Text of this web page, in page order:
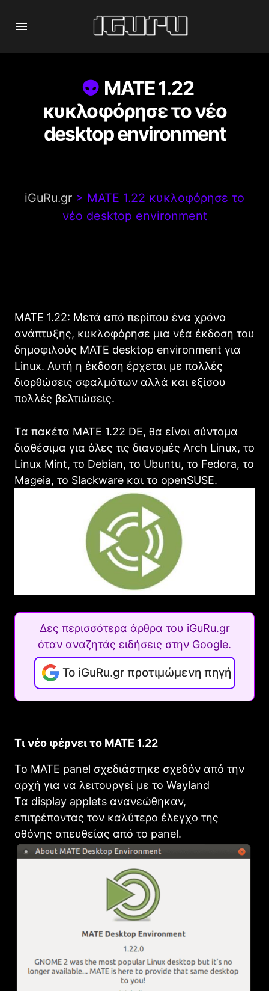
MATE 1.22
κυκλοφόρησε το νέο
desktop environment
iGuRu.gr > MATE 1.22 κυκλοφόρησε το
νέο desktop environment
MATE 1.22: Μετά από περίπου ένα χρόνο
ανάπτυξης, κυκλοφόρησε μια νέα έκδοση του
δημοφιλούς MATE desktop environment για
Linux. Αυτή η έκδοση έρχεται με πολλές
διορθώσεις σφαλμάτων αλλά και εξίσου
πολλές βελτιώσεις.
Τα πακέτα MATE 1.22 DE, θα είναι σύντομα
διαθέσιμα για όλες τις διανομές Arch Linux, το
Linux Mint, το Debian, το Ubuntu, το Fedora, το
Mageia, το Slackware και το openSUSE.
Δες περισσότερα άρθρα του iGuRu.gr
όταν αναζητάς ειδήσεις στην Google.
Το iGuRu.gr προτιμώμενη πηγή
Τι νέο φέρνει το MATE 1.22
Το ΜATE panel σχεδιάστηκε σχεδόν από την
αρχή για να λειτουργεί με το Wayland
Τα display applets ανανεώθηκαν,
επιτρέποντας τον καλύτερο έλεγχο της
οθόνης απευθείας από το panel.